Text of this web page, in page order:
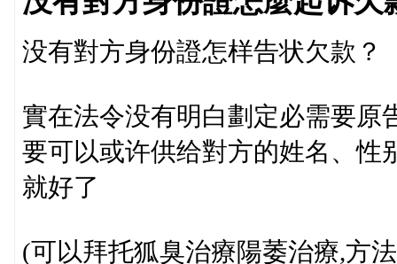
没有對方身份證怎样告状欠款？
實在法令没有明白劃定必需要原
要可以或许供给對方的姓名、性
就好了
(可以拜托狐臭治療陽萎治療,方